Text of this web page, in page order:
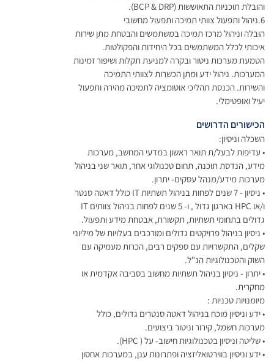
והובלת תוכניות התאוששות (BCP & DRP).
6.ניהול ותפעול צוותי תמיכה ותפעול מחשובי
הובלה וניהול מרכז תמיכה במשתמשים והבטחת מתן שירות
איכותי לכלל המשתמשים בכל היחידות והפקולטות.
הטמעת מערכות ניטור ובקרה למניעת תקלות ושיפור זמינות
המערכות. ניהול ידע ומתן הכשרות לצוותי התמיכה
והשירות. הכנסת תהליכי אוטומציה לתמיכה מהירה ותפעול
יעיל ואופטימלי.
הכישורים הדרושים
השכלה וניסיון:
• עדיפות לבעל/ת תואר ראשון במדעי המחשב, מערכות
מידע, הנדסת תוכנה, תחום טכנולוגי אחר, תואר שני בניהול
מערכות מידע/מנהל עסקים- יתרון.
• ניסיון - 7 שנים לפחות בניהול תשתיות IT כולל דאטה סנטר
ו/או HPC בארגון גדול , ו- 5 שנים לפחות בניהול צוותים IT
גדולים בתחומי תשתיות, תקשורת, אבטחת מידע ותפעול.
• ניסיון בניהול פרויקטים גדולים ומורכבים בעלויות של מיליוני
שקלים, התקשרויות עם ספקים רבים, הכרות מעמיקה עם
השוק והטכנולוגיות הנ"ל.
• יתרון - ניסיון בניהול תשתיות מחשוב בסביבה אקדמית או
מחקרית.
מיומנויות טכניות :
• ידע וניסיון מוכח בניהול דאטה סנטרים גדולים, כולל
מערכות חשמל, קירור וניטור ביצועים.
• שליטה וניסיון בטכנולוגיות חישוב- על ( HPC).
• ידע וניסיון בווירטואליזציה ופתרונות ענן, במערכות אחסון